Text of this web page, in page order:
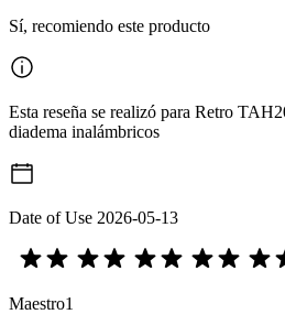
Sí, recomiendo este producto
Esta reseña se realizó para Retro
diadema inalámbricos
Date of Use 2026-05-13
Maestro1